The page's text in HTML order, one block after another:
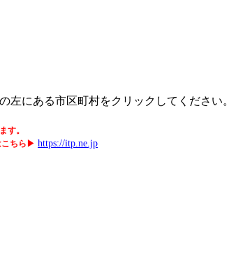
にある市区町村をクリックしてください。
す。
こちら▶ https://itp.ne.jp